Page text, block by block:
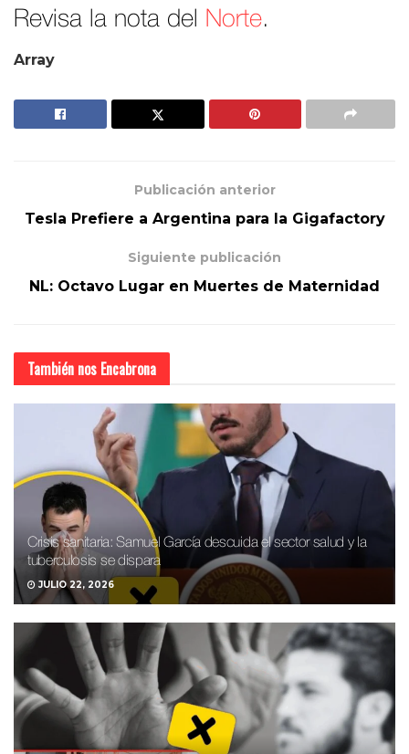
Revisa la nota del Norte.
Array
Publicación anterior
Tesla Prefiere a Argentina para la Gigafactory
Siguiente publicación
NL: Octavo Lugar en Muertes de Maternidad
También nos Encabrona
Crisis sanitaria: Samuel García descuida el sector salud y la
tuberculosis se dispara
JULIO 22, 2026